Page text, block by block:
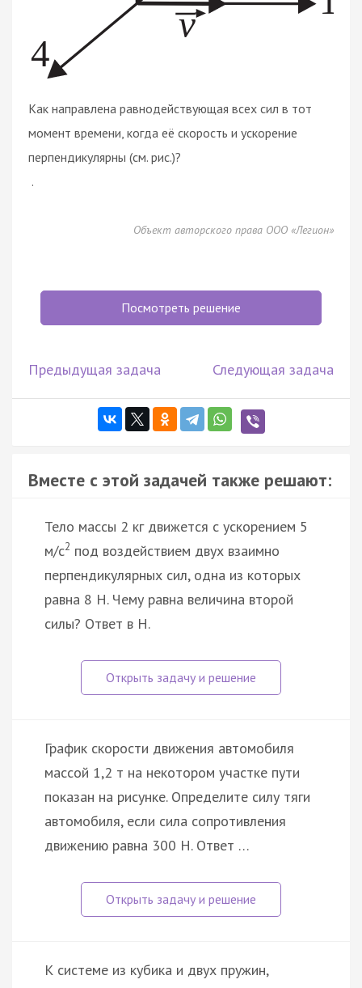
Как направлена равнодействующая всех сил в тот
момент времени, когда её скорость и ускорение
перпендикулярны (см. рис.)?
.
Объект авторского права ООО «Легион»
Посмотреть решение
Предыдущая задача Следующая задача
Вместе с этой задачей также решают:
Тело массы 2 кг движется с ускорением 5
м/с2 под воздействием двух взаимно
перпендикулярных сил, одна из которых
равна 8 Н. Чему равна величина второй
силы? Ответ в Н.
График скорости движения автомобиля
массой 1,2 т на некотором участке пути
показан на рисунке. Определите силу тяги
автомобиля, если сила сопротивления
движению равна 300 Н. Ответ …
К системе из кубика и двух пружин,